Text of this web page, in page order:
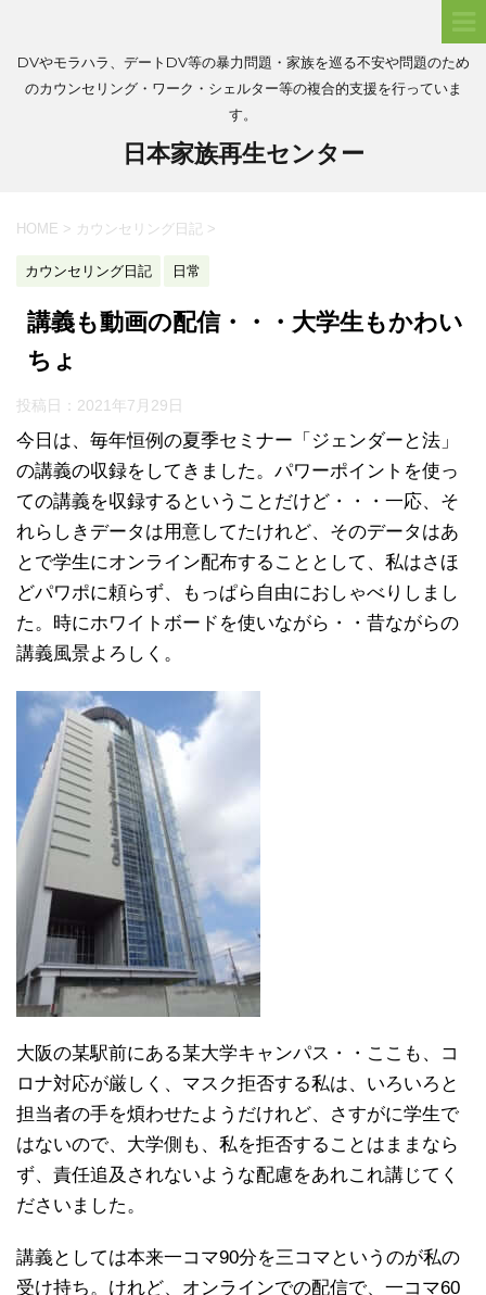
DVやモラハラ、デートDV等の暴力問題・家族を巡る不安や問題のため
のカウンセリング・ワーク・シェルター等の複合的支援を行っていま
す。
日本家族再生センター
HOME > カウンセリング日記 >
カウンセリング日記 日常
講義も動画の配信・・・大学生もかわい
ちょ
投稿日： 2021年7月29日
今日は、毎年恒例の夏季セミナー「ジェンダーと法」
の講義の収録をしてきました。パワーポイントを使っ
ての講義を収録するということだけど・・・一応、そ
れらしきデータは用意してたけれど、そのデータはあ
とで学生にオンライン配布することとして、私はさほ
どパワポに頼らず、もっぱら自由におしゃべりしまし
た。時にホワイトボードを使いながら・・昔ながらの
講義風景よろしく。
大阪の某駅前にある某大学キャンパス・・ここも、コ
ロナ対応が厳しく、マスク拒否する私は、いろいろと
担当者の手を煩わせたようだけれど、さすがに学生で
はないので、大学側も、私を拒否することはままなら
ず、責任追及されないような配慮をあれこれ講じてく
ださいました。
講義としては本来一コマ90分を三コマというのが私の
受け持ち。けれど、オンラインでの配信で、一コマ60